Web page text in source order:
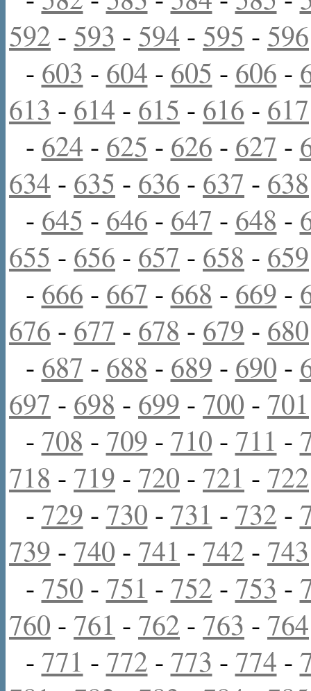
592 - 593 - 594 - 595 - 596
- 603 - 604 - 605 - 606 -
613 - 614 - 615 - 616 - 617
- 624 - 625 - 626 - 627 -
634 - 635 - 636 - 637 - 638
- 645 - 646 - 647 - 648 -
655 - 656 - 657 - 658 - 659
- 666 - 667 - 668 - 669 -
676 - 677 - 678 - 679 - 680
- 687 - 688 - 689 - 690 -
697 - 698 - 699 - 700 - 701
- 708 - 709 - 710 - 711 -
718 - 719 - 720 - 721 - 722
- 729 - 730 - 731 - 732 -
739 - 740 - 741 - 742 - 743
- 750 - 751 - 752 - 753 -
760 - 761 - 762 - 763 - 764
- 771 - 772 - 773 - 774 -